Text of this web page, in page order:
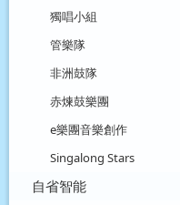
獨唱小組
管樂隊
非洲鼓隊
赤煉鼓樂團
e樂團音樂創作
Singalong Stars
自省智能